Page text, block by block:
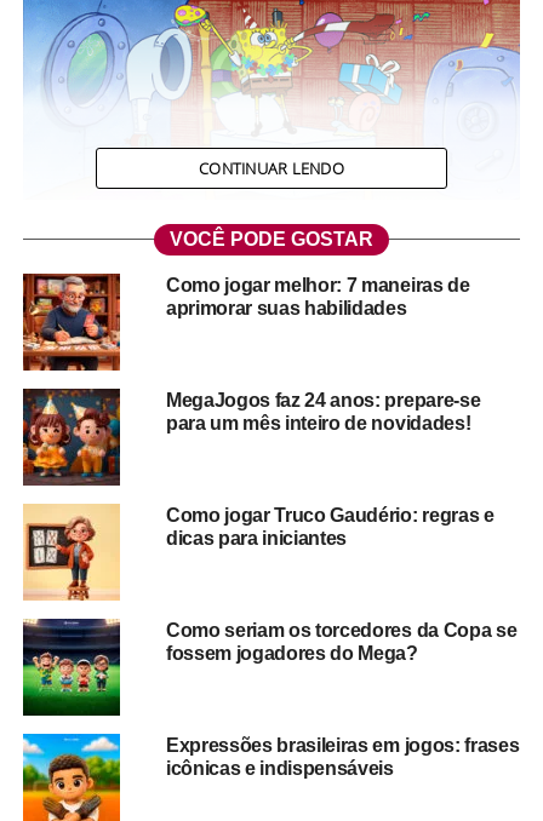
MegaJogos: como tudo
começou
OMegaJogos
foi desenvolvido pelo fundador e atual sócio
administrador Marcos Fonseca que, sozinho, colocou no
ara primeira versão do site em 2002
Mas vamos voltar um pouco mais no tempo para contar
como tudo começou.
1998 a 2002 – Ideia e
Desenvolvimento
No final dos anos 90, Marcos, então no ramo de
publicação de CD ROM, vendo a ascensão da internet e o
declínio do seu negócio, começou a pensar em uma nova
possibilidade de empreendimento.
CONTINUAR LENDO
VOCÊ PODE GOSTAR
Como jogar melhor: 7 maneiras de
aprimorar suas habilidades
MegaJogos faz 24 anos: prepare-se
para um mês inteiro de novidades!
Como jogar Truco Gaudério: regras e
dicas para iniciantes
Como seriam os torcedores da Copa se
fossem jogadores do Mega?
Expressões brasileiras em jogos: frases
icônicas e indispensáveis